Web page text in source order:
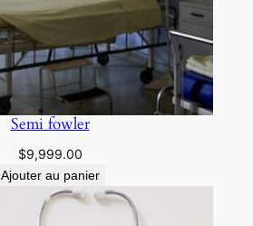
Semi fowler
$9,999.00
Ajouter au panier